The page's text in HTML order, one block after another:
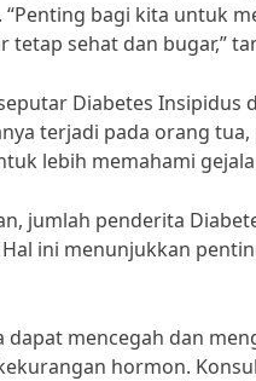
bagi kita untuk
sehat dan bugar,”
Diabetes Insipidus
terjadi pada orang
lebih memahami
jumlah penderita
ini menunjukkan
mencegah dan
hormon.